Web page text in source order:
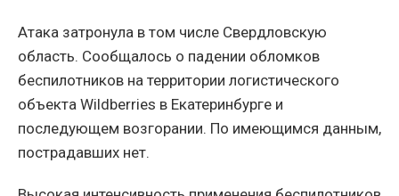
Атака затронула в том числе Свердловскую
область. Сообщалось о падении обломков
беспилотников на территории логистического
объекта Wildberries в Екатеринбурге и
последующем возгорании. По имеющимся данным,
пострадавших нет.